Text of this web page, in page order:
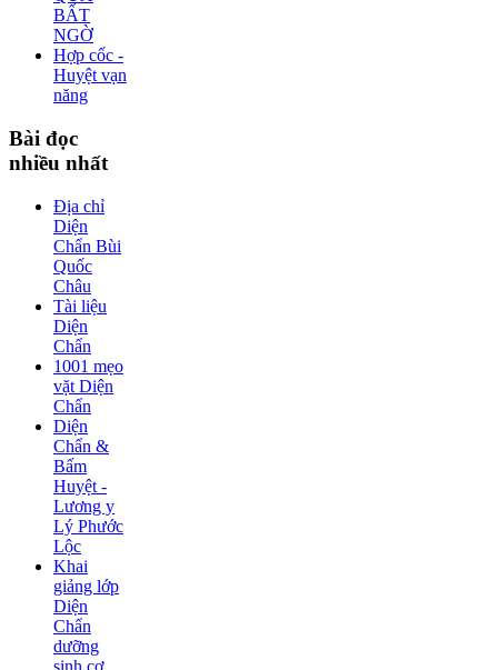
BẤT
NGỜ
Hợp cốc -
Huyệt vạn
năng
Bài đọc
nhiều nhất
Địa chỉ
Diện
Chẩn Bùi
Quốc
Châu
Tài liệu
Diện
Chẩn
1001 mẹo
vặt Diện
Chẩn
Diện
Chẩn &
Bấm
Huyệt -
Lương y
Lý Phước
Lộc
Khai
giảng lớp
Diện
Chẩn
dưỡng
sinh cơ